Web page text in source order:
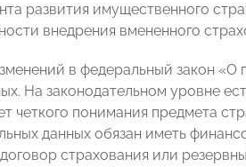
развития имущественного
внедрения вмененного
в федеральный закон «О
На законодательном уровне
четкого понимания предмета
данных обязан иметь
страхования или